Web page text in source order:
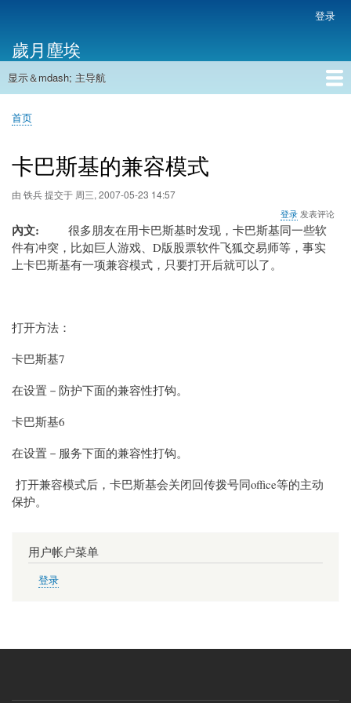
主
内
帐
户
菜
单
登录
歲月塵埃
主
航
显示＆mdash; 主导航
首页
面
屑
首页
卡巴斯基的兼容模式
由 铁兵提交于 周三, 2007-05-23 14:57
登录 发表评论
內文 很多朋友在用卡巴斯基时发现，卡巴斯基同一些软
件有冲突，比如巨人游戏、D版股票软件飞狐交易师等，事实
上卡巴斯基有一项兼容模式，只要打开后就可以了。
打开方法：
卡巴斯基7
在设置－防护下面的兼容性打钩。
卡巴斯基6
在设置－服务下面的兼容性打钩。
打开兼容模式后， 卡巴斯基会关闭回传拨号同office等的主动
保护。
用户帐户菜单
登录